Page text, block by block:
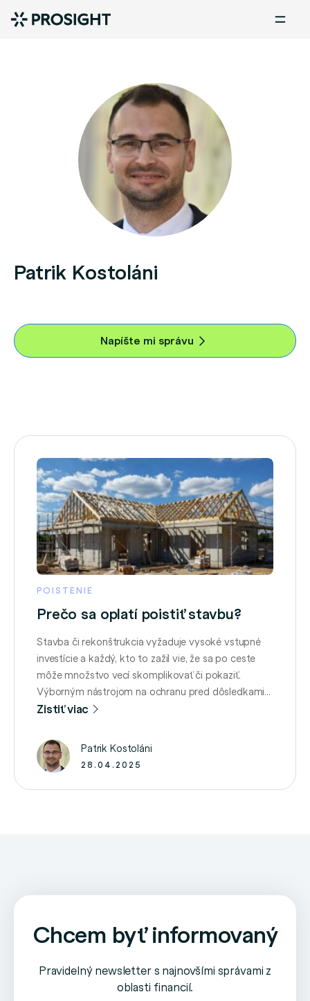
Patrik Kostoláni
Napíšte mi správu
POISTENIE
Prečo sa oplatí poistiť stavbu?
Stavba či rekonštrukcia vyžaduje vysoké vstupné
investície a každý, kto to zažil vie, že sa po ceste
môže množstvo vecí skomplikovať či pokaziť.
Výborným nástrojom na ochranu pred dôsledkami
nepredvídateľných udalostí je poistenie stavby
s Patrikom Kostolánim, finančným analytikom
spoločnosti PROSIGHT Slovensko. Aký je rozdiel …
Zistiť viac
Patrik Kostoláni
28.04.2025
Chcem byť informovaný
Pravidelný newsletter s najnovšími správami z
oblasti financií.